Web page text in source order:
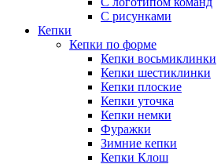
С рисунками
Кепки
Кепки по форме
Кепки восьмиклинки
Кепки шестиклинки
Кепки плоские
Кепки уточка
Кепки немки
Фуражки
Зимние кепки
Кепки Клош